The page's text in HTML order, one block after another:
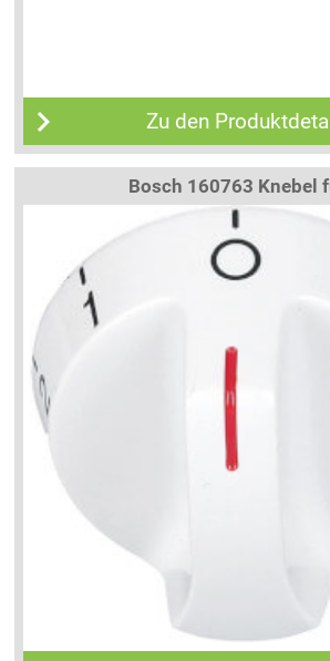
Zu den
Bosch 160763 Knebel